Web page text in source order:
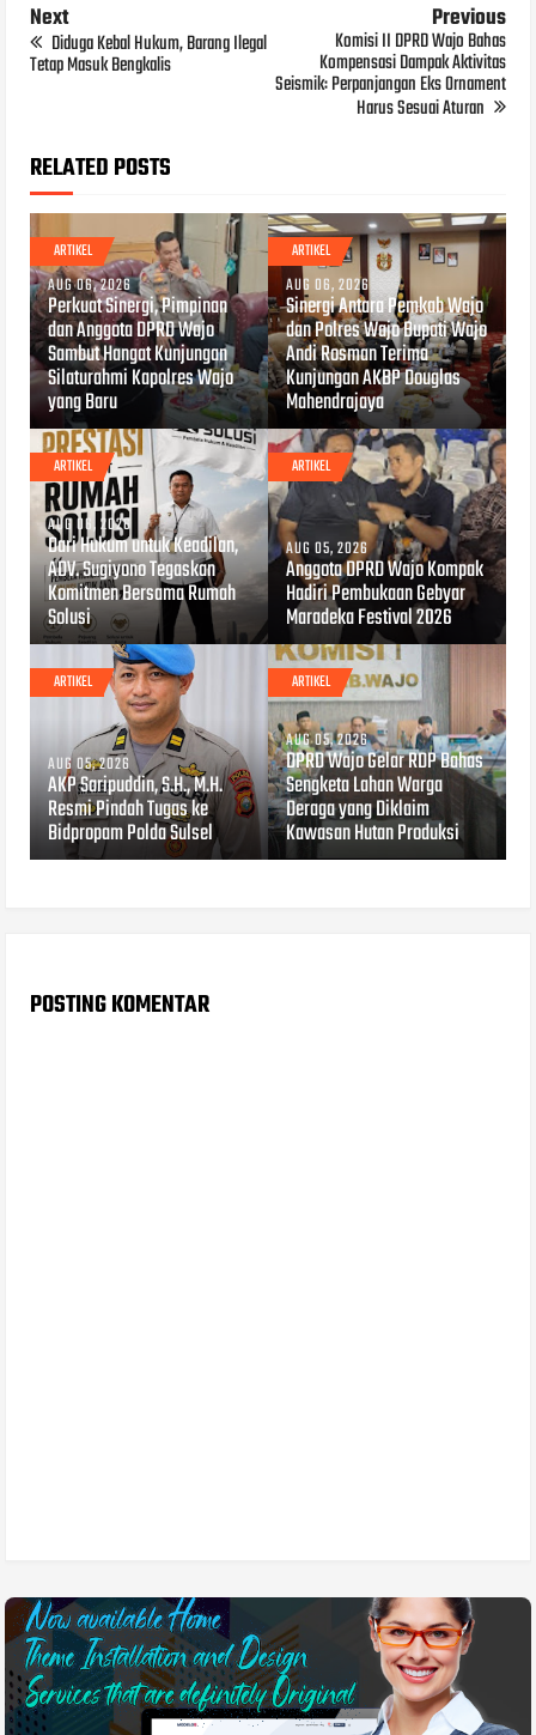
Next
Diduga Kebal Hukum, Barang Ilegal
Tetap Masuk Bengkalis
Previous
Komisi II DPRD Wajo Bahas
Kompensasi Dampak Aktivitas
Seismik: Perpanjangan Eks Ornament
Harus Sesuai Aturan
RELATED POSTS
ARTIKEL
AUG 06, 2026
Perkuat Sinergi, Pimpinan
dan Anggota DPRD Wajo
Sambut Hangat Kunjungan
Silaturahmi Kapolres Wajo
yang Baru
ARTIKEL
AUG 06, 2026
Sinergi Antara Pemkab Wajo
dan Polres Wajo Bupati Wajo
Andi Rosman Terima
Kunjungan AKBP Douglas
Mahendrajaya
ARTIKEL
AUG 06, 2026
Dari Hukum untuk Keadilan,
ADV. Sugiyono Tegaskan
Komitmen Bersama Rumah
Solusi
ARTIKEL
AUG 05, 2026
Anggota DPRD Wajo Kompak
Hadiri Pembukaan Gebyar
Maradeka Festival 2026
ARTIKEL
AUG 05, 2026
AKP Saripuddin, S.H., M.H.
Resmi Pindah Tugas ke
Bidpropam Polda Sulsel
ARTIKEL
AUG 05, 2026
DPRD Wajo Gelar RDP Bahas
Sengketa Lahan Warga
Deraga yang Diklaim
Kawasan Hutan Produksi
POSTING KOMENTAR